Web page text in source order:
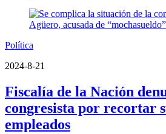
Política
2024-8-21
Fiscalía de la Nación
congresista por recortar
empleados